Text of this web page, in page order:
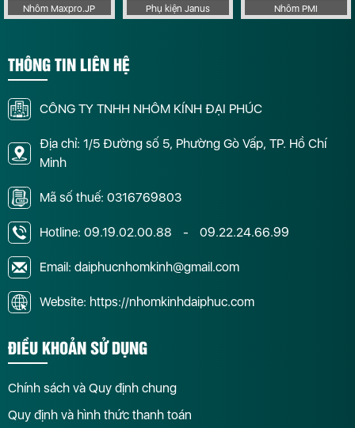
Nhôm Maxpro.JP Phụ kiện Janus Nhôm PMI
THÔNG TIN LIÊN HỆ
CÔNG TY TNHH NHÔM KÍNH ĐẠI PHÚC
Địa chỉ: 1/5 Đường số 5, Phường Gò Vấp, TP. Hồ Chí
Minh
Mã số thuế: 0316769803
Hotline: 09.19.02.00.88 - 09.22.24.66.99
Email: daiphucnhomkinh@gmail.com
Website: https://nhomkinhdaiphuc.com
ĐIỀU KHOẢN SỬ DỤNG
Chính sách và Quy định chung
Quy định và hình thức thanh toán